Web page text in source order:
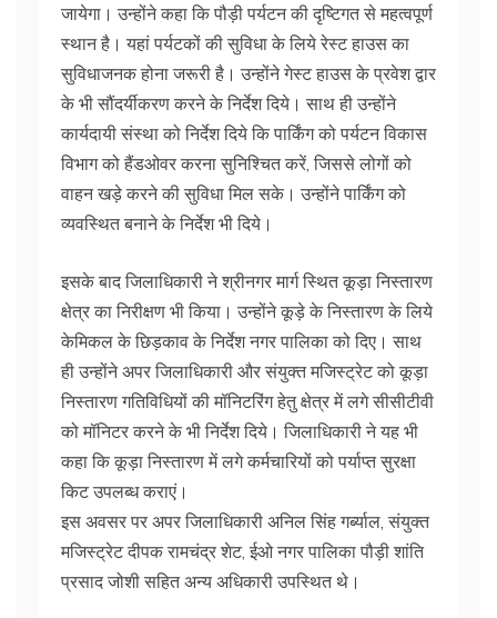
जायेगा। उन्होंने कहा कि पौड़ी पर्यटन की दृष्टिगत से महत्वपूर्ण
स्थान है। यहां पर्यटकों की सुविधा के लिये रेस्ट हाउस का
सुविधाजनक होना जरूरी है। उन्होंने गेस्ट हाउस के प्रवेश द्वार
के भी सौंदर्यीकरण करने के निर्देश दिये। साथ ही उन्होंने
कार्यदायी संस्था को निर्देश दिये कि पार्किंग को पर्यटन विकास
विभाग को हैंडओवर करना सुनिश्चित करें, जिससे लोगों को
वाहन खड़े करने की सुविधा मिल सके। उन्होंने पार्किंग को
व्यवस्थित बनाने के निर्देश भी दिये।
इसके बाद जिलाधिकारी ने श्रीनगर मार्ग स्थित कूड़ा निस्तारण
क्षेत्र का निरीक्षण भी किया। उन्होंने कूड़े के निस्तारण के लिये
केमिकल के छिड़काव के निर्देश नगर पालिका को दिए। साथ
ही उन्होंने अपर जिलाधिकारी और संयुक्त मजिस्ट्रेट को कूड़ा
निस्तारण गतिविधियों की मॉनिटरिंग हेतु क्षेत्र में लगे सीसीटीवी
को मॉनिटर करने के भी निर्देश दिये। जिलाधिकारी ने यह भी
कहा कि कूड़ा निस्तारण में लगे कर्मचारियों को पर्याप्त सुरक्षा
किट उपलब्ध कराएं।
इस अवसर पर अपर जिलाधिकारी अनिल सिंह गर्ब्याल, संयुक्त
मजिस्ट्रेट दीपक रामचंद्र शेट, ईओ नगर पालिका पौड़ी शांति
प्रसाद जोशी सहित अन्य अधिकारी उपस्थित थे।